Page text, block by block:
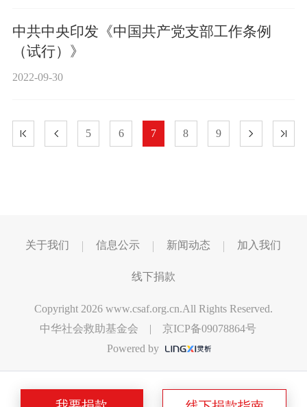
中共中央印发《中国共产党支部工作条例
（试行）》
2022-09-30
5 6 7 8 9
关于我们 信息公示 新闻动态 加入我们
线下捐款
Copyright 2026 www.csaf.org.cn.All Rights Reserved.
中华社会救助基金会 | 京ICP备09078864号
Powered by